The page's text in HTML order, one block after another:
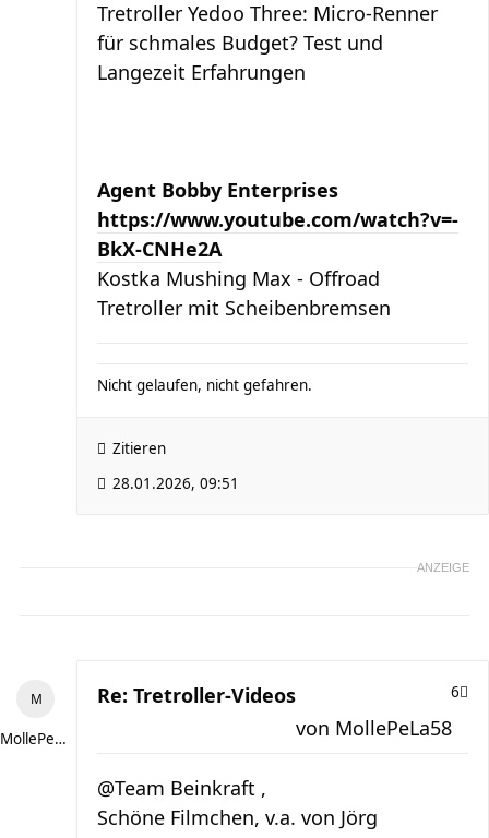
Tretroller Yedoo Three: Micro-Renner
für schmales Budget? Test und
Langezeit Erfahrungen
Agent Bobby Enterprises
https://www.youtube.com/watch?v=-
BkX-CNHe2A
Kostka Mushing Max - Offroad
Tretroller mit Scheibenbremsen
Nicht gelaufen, nicht gefahren.
Zitieren
28.01.2026, 09:51
ANZEIGE
MollePeLa58
Re: Tretroller-Videos 6
von MollePeLa58
@Team Beinkraft ,
Schöne Filmchen, v.a. von Jörg